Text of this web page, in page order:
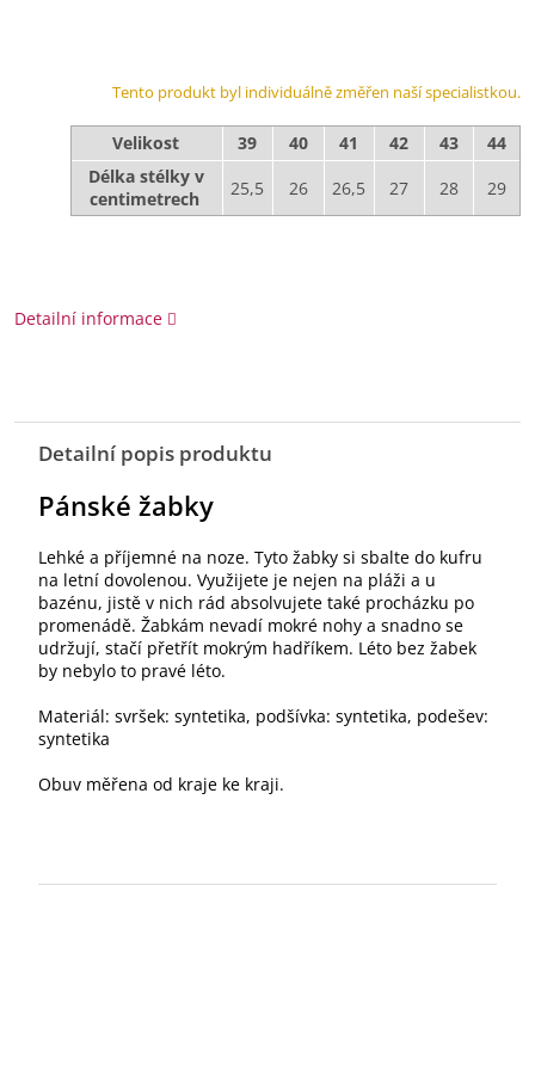
Tento produkt byl individuálně změřen naší specialistkou.
Velikost 39 40 41 42 43
44
Délka stélky v
centimetrech
25,5 26 26,5 27 28 29
Detailní informace
Detailní popis produktu
Pánské žabky
Lehké a příjemné na noze. Tyto žabky si sbalte do kufru
na letní dovolenou. Využijete je nejen na pláži a u
bazénu, jistě v nich rád absolvujete také procházku po
promenádě. Žabkám nevadí mokré nohy a snadno se
udržují, stačí přetřít mokrým hadříkem. Léto bez žabek
by nebylo to pravé léto.
Materiál: svršek: syntetika, podšívka: syntetika, podešev:
syntetika
Obuv měřena od kraje ke kraji.